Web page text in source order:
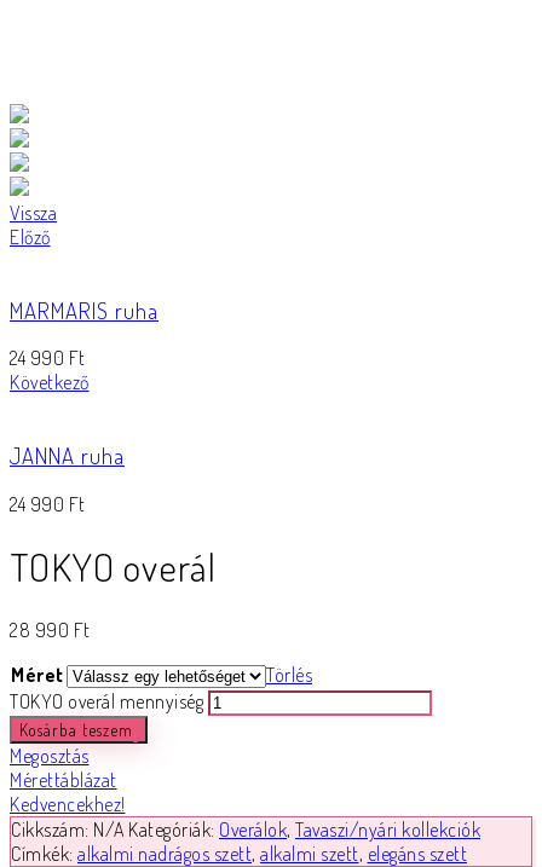
Vissza
Előző
MARMARIS ruha
24 990 Ft
Következő
JANNA ruha
24 990 Ft
TOKYO overál
28 990 Ft
Méret
Törlés
TOKYO overál mennyiség
Kosárba teszem
Megosztás
Mérettáblázat
Kedvencekhez!
Cikkszám: N/A Kategóriák: Overálok, Tavaszi/nyári kollekciók
Címkék: alkalmi nadrágos szett, alkalmi szett, elegáns szett